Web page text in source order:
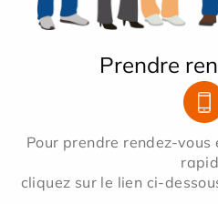
Prendre
Pour prendre rendez-
cliquez sur le lien ci-